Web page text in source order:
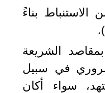
الاستنباط بناءً
).
الشريعة
في سبيل
سواء أكان